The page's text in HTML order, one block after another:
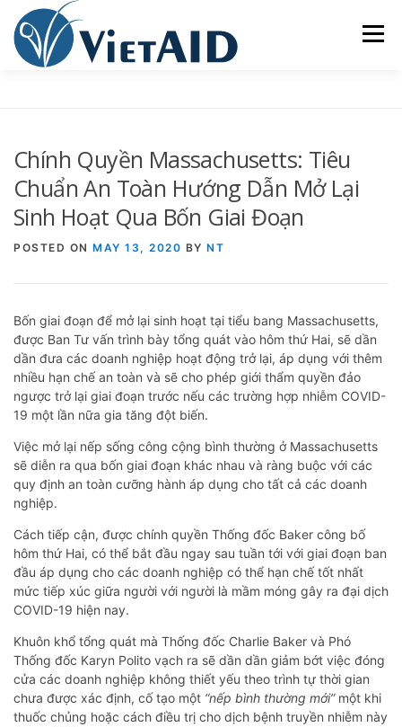
content
Menu
TRUNG TÂM CỘNG ĐỒNG SINH HOẠT
Chính Quyền Massachusetts: Tiêu
Chuẩn An Toàn Hướng Dẫn Mở Lại
Sinh Hoạt Qua Bốn Giai Đoạn
POSTED ON MAY 13, 2020 BY NT
Bốn giai đoạn để mở lại sinh hoạt tại tiểu bang Massachusetts,
được Ban Tư vấn trình bày tổng quát vào hôm thứ Hai, sẽ dần
dần đưa các doanh nghiệp hoạt động trở lại, áp dụng với thêm
nhiều hạn chế an toàn và sẽ cho phép giới thẩm quyền đảo
ngược trở lại giai đoạn trước nếu các trường hợp nhiễm COVID-
19 một lần nữa gia tăng đột biến.
Việc mở lại nếp sống công cộng bình thường ở Massachusetts
sẽ diễn ra qua bốn giai đoạn khác nhau và ràng buộc với các
quy định an toàn cưỡng hành áp dụng cho tất cả các doanh
nghiệp.
Cách tiếp cận, được chính quyền Thống đốc Baker công bố
hôm thứ Hai, có thể bắt đầu ngay sau tuần tới với giai đoạn ban
đầu áp dụng cho các doanh nghiệp có thể hạn chế tốt nhất
mức tiếp xúc giữa người với người là mầm móng gây ra đại dịch
COVID-19 hiện nay.
Khuôn khổ tổng quát mà Thống đốc Charlie Baker và Phó
Thống đốc Karyn Polito vạch ra sẽ dần dần giảm bớt việc đóng
cửa các doanh nghiệp không thiết yếu theo trình tự thời gian
chưa được xác định, cố tạo một “nếp bình thường mới”một khi
thuốc chủng hoặc cách điều trị cho dịch bệnh truyền nhiễm này